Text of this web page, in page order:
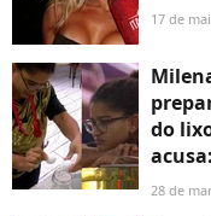
17 de
do
28 de